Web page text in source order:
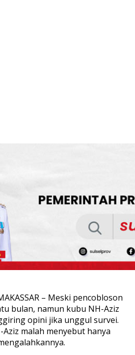
– Meski pencobloson
bulan, namun kubu NH-Aziz
opini jika unggul survei.
malah menyebut hanya